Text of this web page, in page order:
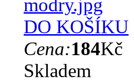
DO KOŠÍKU
Cena:184Kč
Skladem